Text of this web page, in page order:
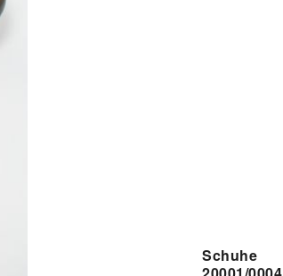
Schuhe